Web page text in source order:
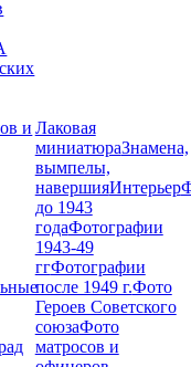
и Лаковая
миниатюраЗнамена,
вымпелы,
навершияИнтерьер
до 1943
годаФотографии
1943-49
ггФотографии
после 1949 г.Фото
Героев Советского
союзаФото
матросов и